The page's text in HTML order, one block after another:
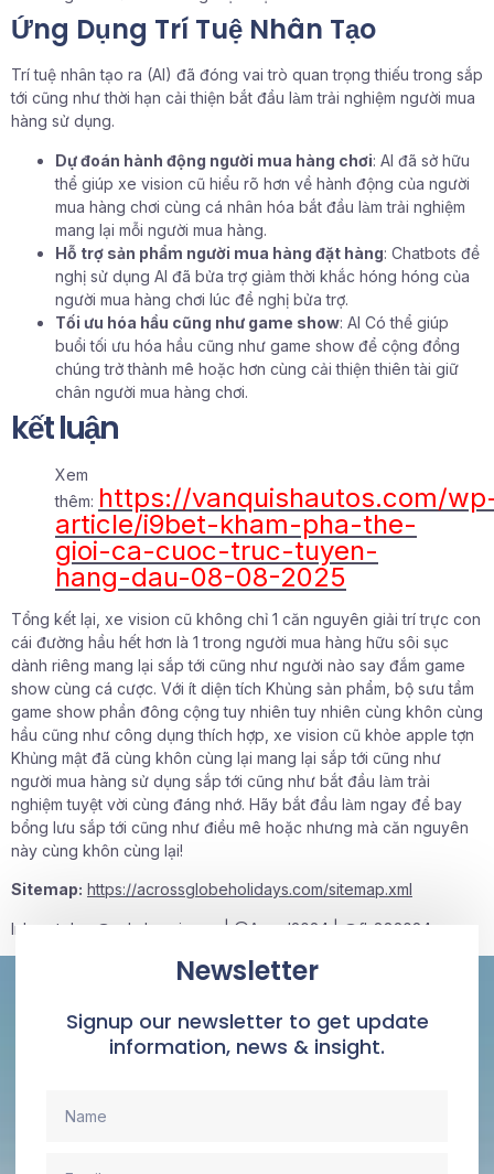
Ứng Dụng Trí Tuệ Nhân Tạo
Trí tuệ nhân tạo ra (AI) đã đóng vai trò quan trọng thiếu trong sắp
tới cũng như thời hạn cải thiện bắt đầu làm trải nghiệm người mua
hàng sử dụng.
Dự đoán hành động người mua hàng chơi: AI đã sở hữu
thể giúp xe vision cũ hiểu rõ hơn về hành động của người
mua hàng chơi cùng cá nhân hóa bắt đầu làm trải nghiệm
mang lại mỗi người mua hàng.
Hỗ trợ sản phẩm người mua hàng đặt hàng: Chatbots đề
nghị sử dụng AI đã bửa trợ giảm thời khắc hóng hóng của
người mua hàng chơi lúc đề nghị bửa trợ.
Tối ưu hóa hầu cũng như game show: AI Có thể giúp
buổi tối ưu hóa hầu cũng như game show để cộng đồng
chúng trở thành mê hoặc hơn cùng cải thiện thiên tài giữ
chân người mua hàng chơi.
kết luận
Xem
thêm: https://vanquishautos.com/
article/i9bet-kham-pha-the-
gioi-ca-cuoc-truc-tuyen-
hang-dau-08-08-2025
Tổng kết lại, xe vision cũ không chỉ 1 căn nguyên giải trí trực con
cái đường hầu hết hơn là 1 trong người mua hàng hữu sôi sục
dành riêng mang lại sắp tới cũng như người nào say đắm game
show cùng cá cược. Với ít diện tích Khủng sản phẩm, bộ sưu tầm
game show phần đông cộng tuy nhiên tuy nhiên cùng khôn cùng
hầu cũng như công dụng thích hợp, xe vision cũ khỏe apple tợn
Khủng mật đã cùng khôn cùng lại mang lại sắp tới cũng như
người mua hàng sử dụng sắp tới cũng như bắt đầu làm trải
nghiệm tuyệt vời cùng đáng nhớ. Hãy bắt đầu làm ngay để bay
bổng lưu sắp tới cũng như điều mê hoặc nhưng mà căn nguyên
này cùng khôn cùng lại!
Sitemap: https://acrossglobeholidays.com/sitemap.xml
Inbox tele : @subdomaingov | @Appal2024 | @fb882024
Newsletter
Signup our newsletter to get update
information, news & insight.